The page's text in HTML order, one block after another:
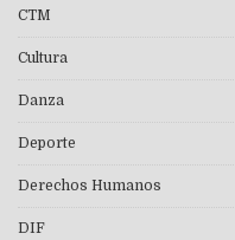
CTM
Cultura
Danza
Deporte
Derechos Humanos
DIF